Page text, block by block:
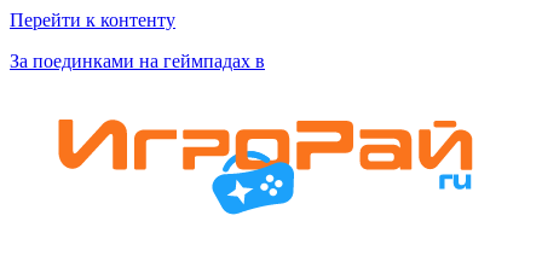
Перейти к контенту
За поединками на геймпадах в